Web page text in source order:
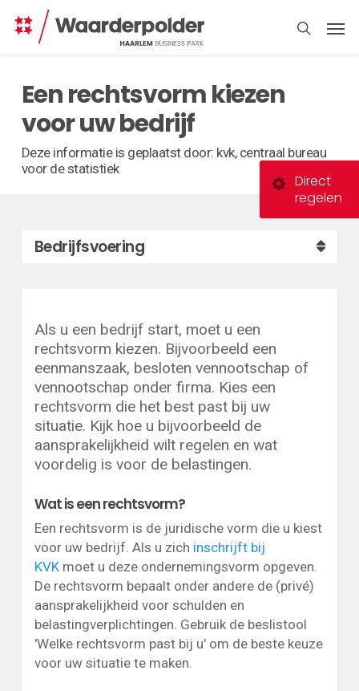
search
Een rechtsvorm kiezen
voor uw bedrijf
Deze informatie is geplaatst door: kvk, centraal bureau
voor de statistiek
Bedrijfsvoering
Als u een bedrijf start, moet u een
rechtsvorm kiezen. Bijvoorbeeld een
eenmanszaak, besloten vennootschap of
vennootschap onder firma. Kies een
rechtsvorm die het best past bij uw
situatie. Kijk hoe u bijvoorbeeld de
aansprakelijkheid wilt regelen en wat
voordelig is voor de belastingen.
Wat is een rechtsvorm?
Een rechtsvorm is de juridische vorm die u kiest
voor uw bedrijf. Als u zich inschrijft bij
KVKmoet u deze ondernemingsvorm opgeven.
De rechtsvorm bepaalt onder andere de (privé)
aansprakelijkheid voor schulden en
belastingverplichtingen. Gebruik de beslistool
'Welke rechtsvorm past bij u' om de beste keuze
voor uw situatie te maken.
Direct
regelen